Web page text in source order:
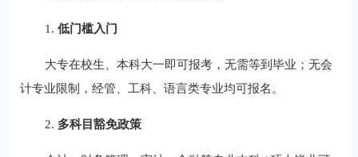
1. 低门槛入门
大专在校生、本科大一即可报考，无需等到毕业；无会
计专业限制，经管、工科、语言类专业均可报名。
2. 多科目豁免政策